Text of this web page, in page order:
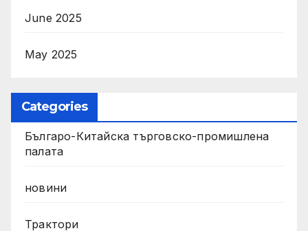
June 2025
May 2025
Categories
Българо-Китайска търговско-промишлена
палата
новини
Трактори